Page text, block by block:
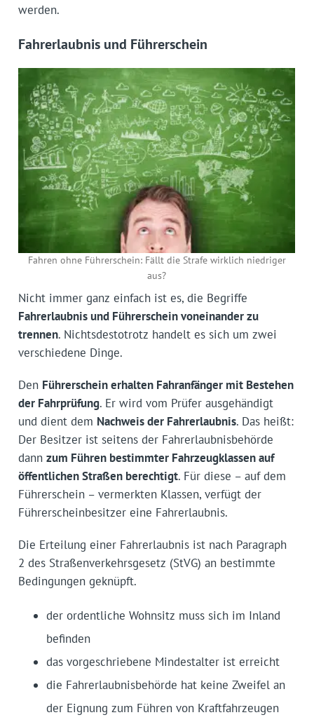
werden.
Fahrerlaubnis und Führerschein
Fahren ohne Führerschein: Fällt die Strafe wirklich niedriger
aus?
Nicht immer ganz einfach ist es, die Begriffe
Fahrerlaubnis und Führerschein voneinander zu
trennen. Nichtsdestotrotz handelt es sich um zwei
verschiedene Dinge.
Den Führerschein erhalten Fahranfänger mit Bestehen
der Fahrprüfung. Er wird vom Prüfer ausgehändigt
und dient dem Nachweis der Fahrerlaubnis. Das heißt:
Der Besitzer ist seitens der Fahrerlaubnisbehörde
dann zum Führen bestimmter Fahrzeugklassen auf
öffentlichen Straßen berechtigt. Für diese – auf dem
Führerschein – vermerkten Klassen, verfügt der
Führerscheinbesitzer eine Fahrerlaubnis.
Die Erteilung einer Fahrerlaubnis ist nach Paragraph
2 des Straßenverkehrsgesetz (StVG) an bestimmte
Bedingungen geknüpft.
der ordentliche Wohnsitz muss sich im Inland
befinden
das vorgeschriebene Mindestalter ist erreicht
die Fahrerlaubnisbehörde hat keine Zweifel an
der Eignung zum Führen von Kraftfahrzeugen